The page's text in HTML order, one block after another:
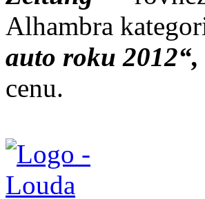
Alhambra
auto roku 2012“,
cenu.